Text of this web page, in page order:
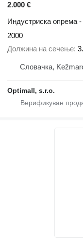
2.000 €
Индустриска опрема
2000
Должина на сечење
Словачка,
Optimall, s.r.o.